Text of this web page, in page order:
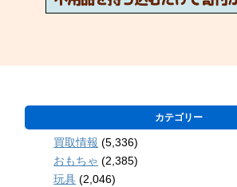
カテゴリー
買取情報 (5,336)
おもちゃ (2,385)
玩具 (2,046)